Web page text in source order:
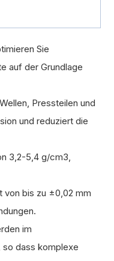
Sie
auf der Grundlage
Pressteilen und
und reduziert die
3,2-5,4 g/cm3,
von bis zu ±0,02 mm
im
dass komplexe